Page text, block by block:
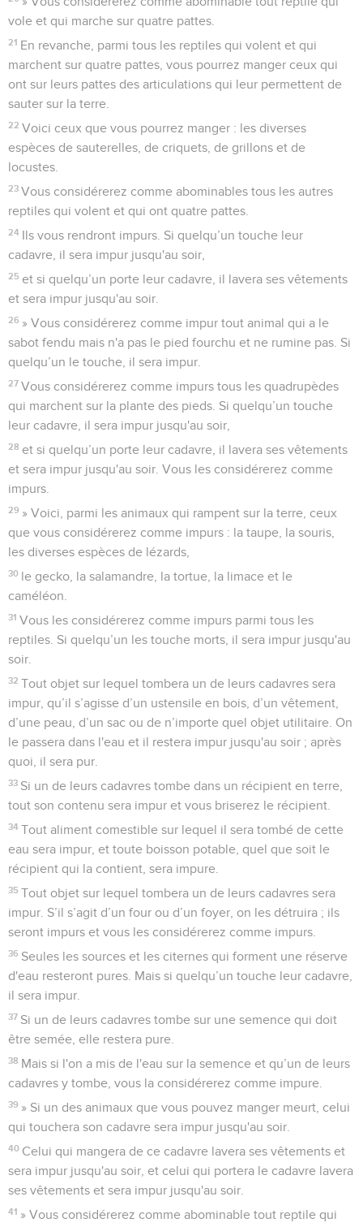
vole et qui marche sur quatre pattes.
21 En revanche, parmi tous les reptiles qui volent et qui
marchent sur quatre pattes, vous pourrez manger ceux qui
ont sur leurs pattes des articulations qui leur permettent de
sauter sur la terre.
22 Voici ceux que vous pourrez manger : les diverses
espèces de sauterelles, de criquets, de grillons et de
locustes.
23 Vous considérerez comme abominables tous les autres
reptiles qui volent et qui ont quatre pattes.
24
Ils vous rendront impurs. Si quelqu’un touche leur
cadavre, il sera impur jusqu'au soir,
25 et si quelqu’un porte leur cadavre, il lavera ses vêtements
et sera impur jusqu'au soir.
26 » Vous considérerez comme impur tout animal qui a le
sabot fendu mais n'a pas le pied fourchu et ne rumine pas. Si
quelqu’un le touche, il sera impur.
27 Vous considérerez comme impurs tous les quadrupèdes
qui marchent sur la plante des pieds. Si quelqu’un touche
leur cadavre, il sera impur jusqu'au soir,
28 et si quelqu’un porte leur cadavre, il lavera ses vêtements
et sera impur jusqu'au soir. Vous les considérerez comme
impurs.
29 » Voici, parmi les animaux qui rampent sur la terre, ceux
que vous considérerez comme impurs : la taupe, la souris,
les diverses espèces de lézards,
30 le gecko, la salamandre, la tortue, la limace et le
caméléon.
31 Vous les considérerez comme impurs parmi tous les
reptiles. Si quelqu’un les touche morts, il sera impur jusqu'au
soir.
32 Tout objet sur lequel tombera un de leurs cadavres sera
impur, qu’il s’agisse d’un ustensile en bois, d’un vêtement,
d’une peau, d’un sac ou de n’importe quel objet utilitaire. On
le passera dans l'eau et il restera impur jusqu'au soir ; après
quoi, il sera pur.
33 Si un de leurs cadavres tombe dans un récipient en terre,
tout son contenu sera impur et vous briserez le récipient.
34 Tout aliment comestible sur lequel il sera tombé de cette
eau sera impur, et toute boisson potable, quel que soit le
récipient qui la contient, sera impure.
35 Tout objet sur lequel tombera un de leurs cadavres sera
impur. S’il s’agit d’un four ou d’un foyer, on les détruira ; ils
seront impurs et vous les considérerez comme impurs.
36 Seules les sources et les citernes qui forment une réserve
d'eau resteront pures. Mais si quelqu’un touche leur cadavre,
il sera impur.
37 Si un de leurs cadavres tombe sur une semence qui doit
être semée, elle restera pure.
38 Mais si l'on a mis de l'eau sur la semence et qu’un de leurs
cadavres y tombe, vous la considérerez comme impure.
39 » Si un des animaux que vous pouvez manger meurt, celui
qui touchera son cadavre sera impur jusqu'au soir.
40 Celui qui mangera de ce cadavre lavera ses vêtements et
sera impur jusqu'au soir, et celui qui portera le cadavre lavera
ses vêtements et sera impur jusqu'au soir.
41 » Vous considérerez comme abominable tout reptile qui